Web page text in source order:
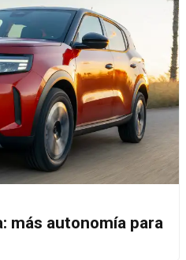
más autonomía para